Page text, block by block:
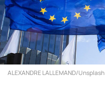
ALEXANDRE LALLEMAND/Unsplash